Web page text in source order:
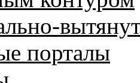
порталы